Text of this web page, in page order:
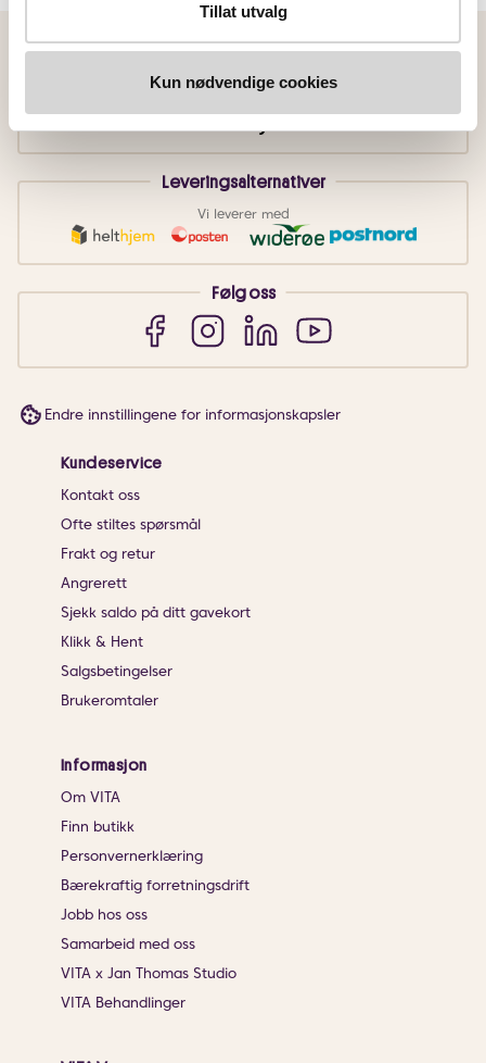
Tillat utvalg
Kun nødvendige cookies
Betalingsmetoder
FakturaVippsKortbetaling
Leveringsalternativer
Vi leverer med
Følg oss
Endre innstillingene for informasjonskapsler
Kundeservice
Kontakt oss
Ofte stiltes spørsmål
Frakt og retur
Angrerett
Sjekk saldo på ditt gavekort
Klikk & Hent
Salgsbetingelser
Brukeromtaler
Informasjon
Om VITA
Finn butikk
Personvernerklæring
Bærekraftig forretningsdrift
Jobb hos oss
Samarbeid med oss
VITA x Jan Thomas Studio
VITA Behandlinger